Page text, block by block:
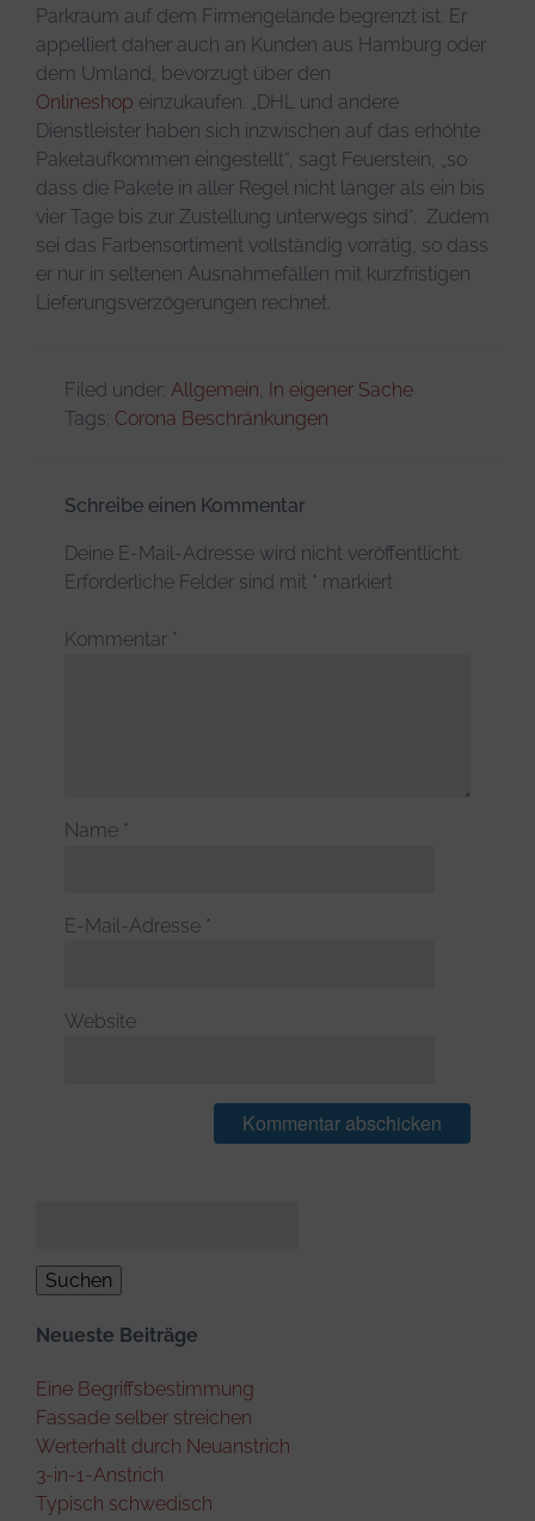
Parkraum auf dem Firmengelände begrenzt ist. Er
appelliert daher auch an Kunden aus Hamburg oder
dem Umland, bevorzugt über den
Onlineshop einzukaufen. „DHL und andere
Dienstleister haben sich inzwischen auf das erhöhte
Paketaufkommen eingestellt“, sagt Feuerstein, „so
dass die Pakete in aller Regel nicht länger als ein bis
vier Tage bis zur Zustellung unterwegs sind“. Zudem
sei das Farbensortiment vollständig vorrätig, so dass
er nur in seltenen Ausnahmefällen mit kurzfristigen
Lieferungsverzögerungen rechnet.
Filed under: Allgemein, In eigener Sache
Tags: Corona Beschränkungen
Schreibe einen Kommentar
Deine E-Mail-Adresse wird nicht veröffentlicht.
Erforderliche Felder sind mit * markiert
Kommentar *
Name *
E-Mail-Adresse *
Website
Neueste Beiträge
Eine Begriffsbestimmung
Fassade selber streichen
Werterhalt durch Neuanstrich
3-in-1-Anstrich
Typisch schwedisch